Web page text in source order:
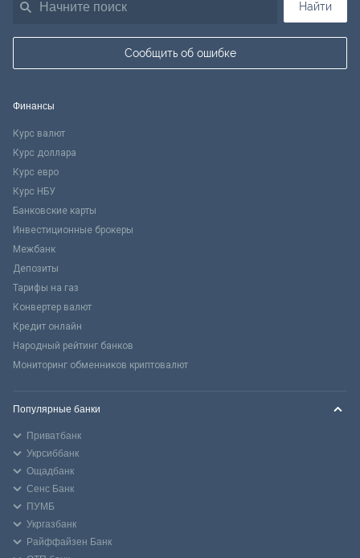
Найти
Сообщить об ошибке
Финансы
Курс валют
Курс доллара
Курс евро
Курс НБУ
Банковские карты
Инвестиционные брокеры
Межбанк
Депозиты
Тарифы на газ
Конвертер валют
Кредит онлайн
Народный рейтинг банков
Мониторинг обменников криптовалют
Популярные банки
Приватбанк
Укрсиббанк
Ощадбанк
Сенс Банк
ПУМБ
Укргазбанк
Райффайзен Банк